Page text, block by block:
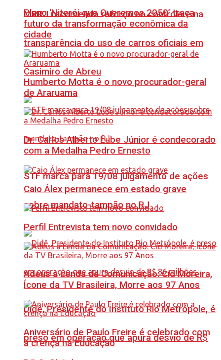
MPRJ recomenda reforço no controle e na
transparência do uso de carros oficiais em
Casimiro de Abreu
STF marca para 19/08 julgamento de ações
sobre mandato-tampão no RJ
Didê, Presidente do Instituto Rio Metrópole, é
preso em operação que apura desvio de R$
Plano ‘Niterói que Queremos 2050’ traça
futuro da transformação econômica da
cidade
Humberto Motta é o novo procurador-geral
de Araruama
Dr. Carlos Alberto Lube Júnior é condecorado
com a Medalha Pedro Ernesto
Caio Álex permanece em estado grave
Perfil Entrevista tem novo convidado
Adeus à Lenda da Comunicação: Cid Moreira,
Ícone da TV Brasileira, Morre aos 97 Anos
Aniversário de Paulo Freire é celebrado com
a crença na Educação